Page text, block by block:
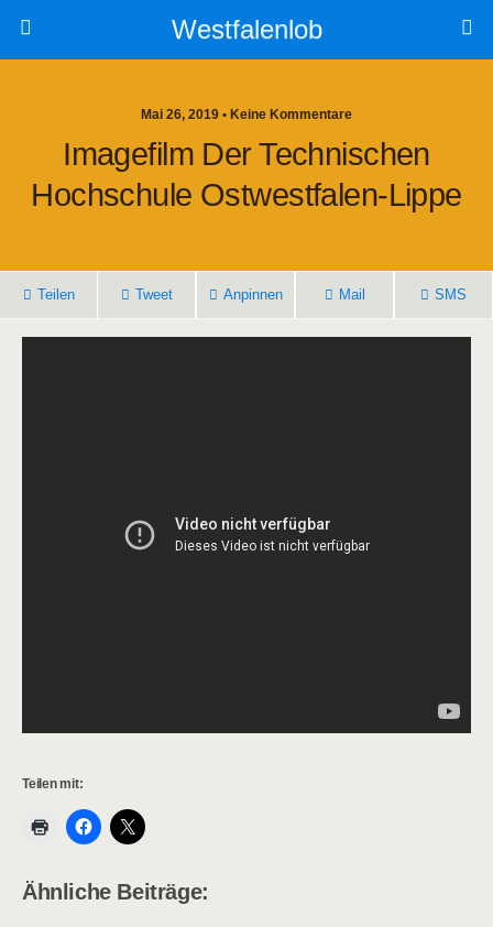
Westfalenlob
Mai 26, 2019 • Keine Kommentare
Imagefilm Der Technischen
Hochschule Ostwestfalen-Lippe
Teilen Tweet Anpinnen Mail SMS
Teilen mit:
Ähnliche Beiträge: